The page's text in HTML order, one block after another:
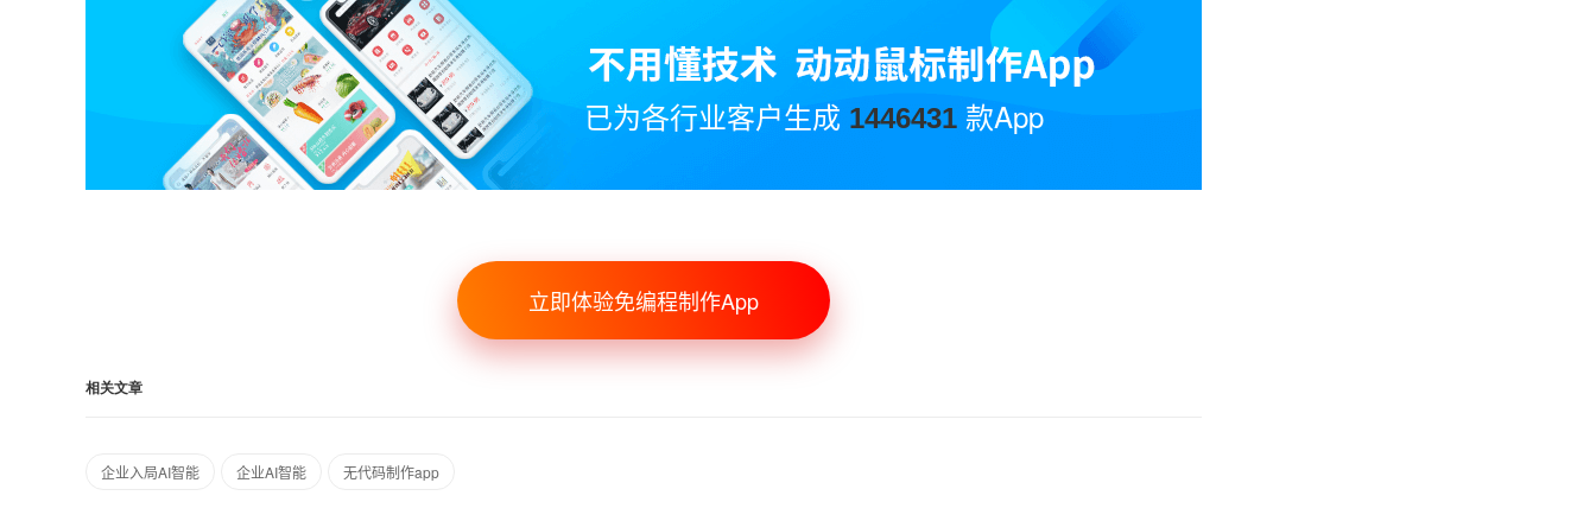
已为各行业客户生成 1446431 款App
立即体验免编程制作App
相关文章
企业入局AI智能 企业AI智能 无代码制作app